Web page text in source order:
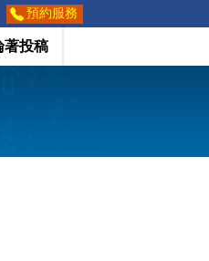
預約服務
著投稿